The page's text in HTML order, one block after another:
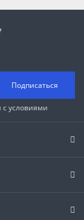
Подписаться
с условиями